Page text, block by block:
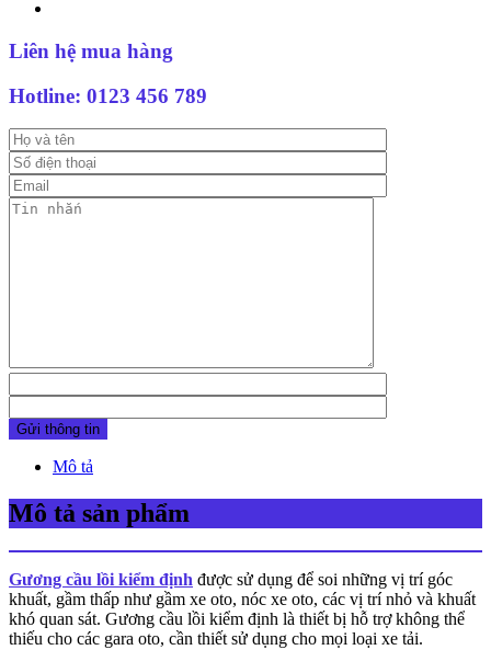
Liên hệ mua hàng
Hotline: 0123 456 789
Mô tả
Mô tả sản phẩm
Gương cầu lồi kiểm định được sử dụng để soi những vị trí góc
khuất, gầm thấp như gầm xe oto, nóc xe oto, các vị trí nhỏ và khuất
khó quan sát. Gương cầu lồi kiểm định là thiết bị hỗ trợ không thể
thiếu cho các gara oto, cần thiết sử dụng cho mọi loại xe tải.